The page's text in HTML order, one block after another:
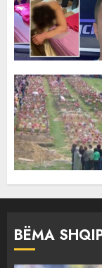
BËMA